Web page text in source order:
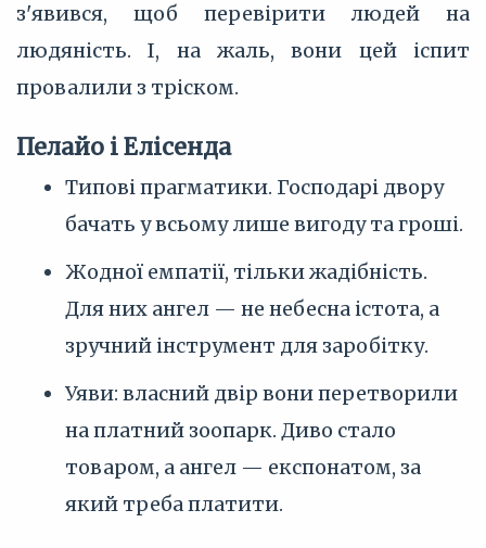
з'явився, щоб перевірити людей на
людяність. І, на жаль, вони цей іспит
провалили з тріском.
Пелайо і Елісенда
Типові прагматики. Господарі двору
бачать у всьому лише вигоду та гроші.
Жодної емпатії, тільки жадібність.
Для них ангел — не небесна істота, а
зручний інструмент для заробітку.
Уяви: власний двір вони перетворили
на платний зоопарк. Диво стало
товаром, а ангел — експонатом, за
який треба платити.